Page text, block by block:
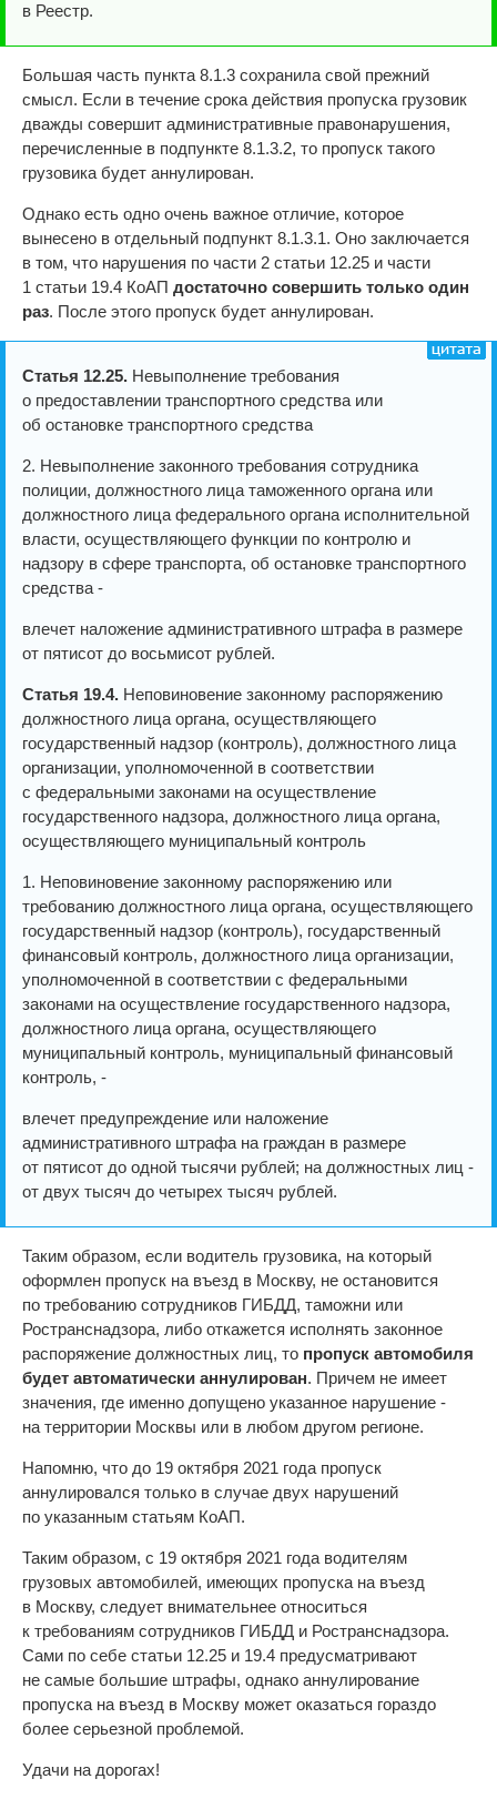
в Реестр.
Большая часть пункта 8.1.3 сохранила свой прежний
смысл. Если в течение срока действия пропуска грузовик
дважды совершит административные правонарушения,
перечисленные в подпункте 8.1.3.2, то пропуск такого
грузовика будет аннулирован.
Однако есть одно очень важное отличие, которое
вынесено в отдельный подпункт 8.1.3.1. Оно заключается
в том, что нарушения по части 2 статьи 12.25 и части
1 статьи 19.4 КоАП достаточно совершить только один
раз. После этого пропуск будет аннулирован.
Статья 12.25. Невыполнение требования
о предоставлении транспортного средства или
об остановке транспортного средства
2. Невыполнение законного требования сотрудника
полиции, должностного лица таможенного органа или
должностного лица федерального органа исполнительной
власти, осуществляющего функции по контролю и
надзору в сфере транспорта, об остановке транспортного
средства -
влечет наложение административного штрафа в размере
от пятисот до восьмисот рублей.
Статья 19.4. Неповиновение законному распоряжению
должностного лица органа, осуществляющего
государственный надзор (контроль), должностного лица
организации, уполномоченной в соответствии
с федеральными законами на осуществление
государственного надзора, должностного лица органа,
осуществляющего муниципальный контроль
1. Неповиновение законному распоряжению или
требованию должностного лица органа, осуществляющего
государственный надзор (контроль), государственный
финансовый контроль, должностного лица организации,
уполномоченной в соответствии с федеральными
законами на осуществление государственного надзора,
должностного лица органа, осуществляющего
муниципальный контроль, муниципальный финансовый
контроль, -
влечет предупреждение или наложение
административного штрафа на граждан в размере
от пятисот до одной тысячи рублей; на должностных лиц -
от двух тысяч до четырех тысяч рублей.
Таким образом, если водитель грузовика, на который
оформлен пропуск на въезд в Москву, не остановится
по требованию сотрудников ГИБДД, таможни или
Ространснадзора, либо откажется исполнять законное
распоряжение должностных лиц, то пропуск автомобиля
будет автоматически аннулирован. Причем не имеет
значения, где именно допущено указанное нарушение -
на территории Москвы или в любом другом регионе.
Напомню, что до 19 октября 2021 года пропуск
аннулировался только в случае двух нарушений
по указанным статьям КоАП.
Таким образом, с 19 октября 2021 года водителям
грузовых автомобилей, имеющих пропуска на въезд
в Москву, следует внимательнее относиться
к требованиям сотрудников ГИБДД и Ространснадзора.
Сами по себе статьи 12.25 и 19.4 предусматривают
не самые большие штрафы, однако аннулирование
пропуска на въезд в Москву может оказаться гораздо
более серьезной проблемой.
Удачи на дорогах!